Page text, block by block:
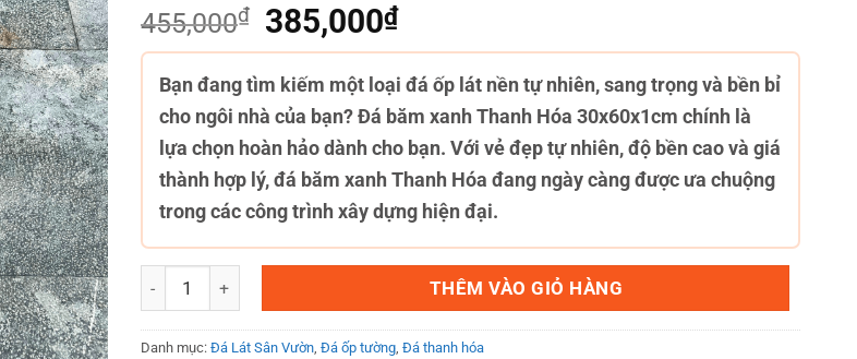
455,000₫
Giá
gốc
là:
455,000₫.
385,000₫Giá
hiện
tại
là:
385,000₫.
Bạn đang tìm kiếm một loại đá ốp lát nền tự nhiên, sang trọng và bền bỉ
cho ngôi nhà của bạn? Đá băm xanh Thanh Hóa 30x60x1cm chính là
lựa chọn hoàn hảo dành cho bạn. Với vẻ đẹp tự nhiên, độ bền cao và giá
thành hợp lý, đá băm xanh Thanh Hóa đang ngày càng được ưa chuộng
trong các công trình xây dựng hiện đại.
Đá băm xanh Thanh Hóa 30x60x1cm số lượngTHÊM VÀO GIỎ HÀNG
Danh mục: Đá Lát Sân Vườn, Đá ốp tường, Đá thanh hóa